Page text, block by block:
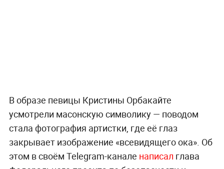
В образе певицы Кристины Орбакайте
усмотрели масонскую символику — поводом
стала фотография артистки, где её глаз
закрывает изображение «всевидящего ока». Об
этом в своём Telegram-канале написал глава